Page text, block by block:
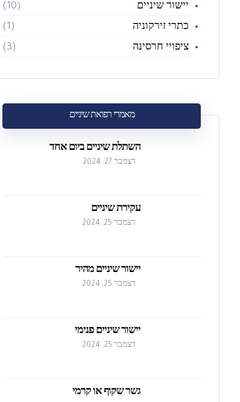
יישור שיניים
(10)
כתרי זירקוניה
(1)
ציפויי חרסינה
(3)
מאמרי רפואת שיניים
השתלת שיניים ביום אחד
דצמבר 27, 2024
עקירת שיניים
דצמבר 25, 2024
יישור שיניים מהיר
דצמבר 25, 2024
יישור שיניים פנימי
דצמבר 25, 2024
גשר שקוף או קרמי